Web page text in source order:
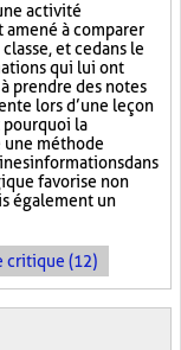
activité
amené à comparer
et ce dans le
qui lui ont
prendre des notes
lors d’une leçon
pourquoi la
une méthode
informations dans
favorise non
également un
critique (12)